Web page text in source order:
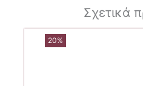
Σχετικά
20%